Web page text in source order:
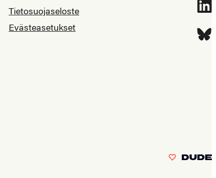
Tietosuojaseloste
Evästeasetukset